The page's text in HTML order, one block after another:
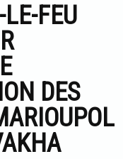
FEU
DES